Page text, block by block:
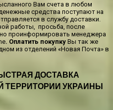
Вам счета в любом
средства поступают на
в службу доставки.
работы, просьба, после
проинформировать менеджера
. Оплатить покупку Вы так же
из отделений «Новая Почта» в
ДОСТАВКА
ТЕРРИТОРИИ УКРАИНЫ